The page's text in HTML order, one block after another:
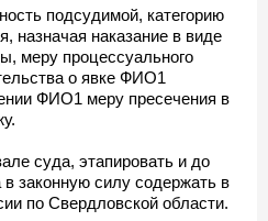
подсудимой, категорию
назначая наказание в виде
меру процессуального
о явке ФИО1
ФИО1 меру пресечения в
суда, этапировать и до
в законную силу содержать в
по Свердловской области.